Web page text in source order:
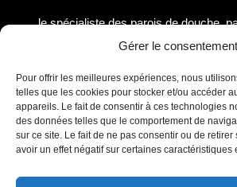
Gérer le consentement
Pour offrir les meilleures expériences, nous
telles que les cookies pour stocker et/ou accéder
appareils. Le fait de consentir à ces technologies
des données telles que le comportement de
sur ce site. Le fait de ne pas consentir ou de
avoir un effet négatif sur certaines caractéristiques
le spécialiste des parois de douche,
receveurs de douche ! Découvrez
espace de détente et de
Mentions Légales
Paroi de douche
Pare baignoire